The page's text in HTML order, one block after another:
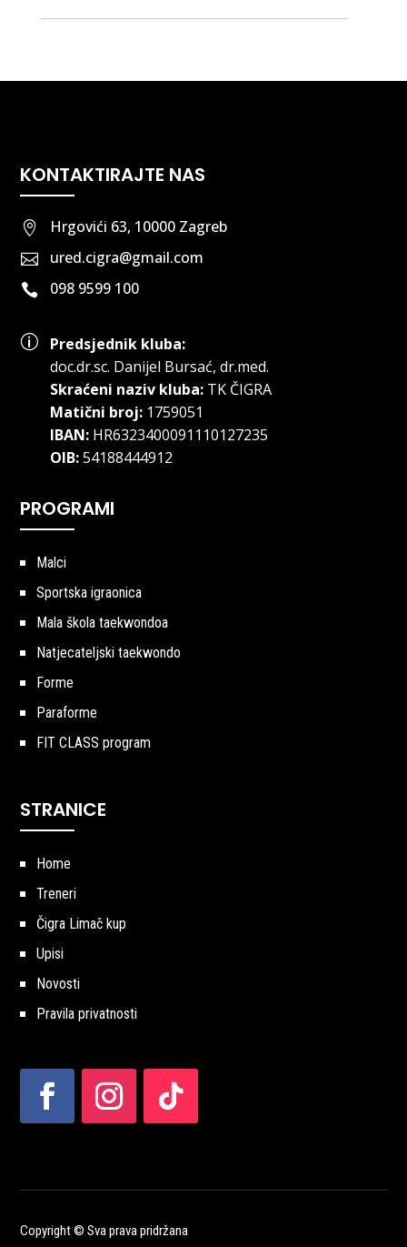
KONTAKTIRAJTE NAS
 Hrgovići 63, 10000 Zagreb
 ured.cigra@gmail.com
 098 9599 100
p
Predsjednik kluba:
doc.dr.sc. Danijel Bursać, dr.med.
Skraćeni naziv kluba:TK ČIGRA
Matični broj:1759051
IBAN:HR6323400091110127235
OIB:54188444912
PROGRAMI
Malci
Sportska igraonica
Mala škola taekwondoa
Natjecateljski taekwondo
Forme
Paraforme
FIT CLASS program
STRANICE
Home
Treneri
Čigra Limač kup
Upisi
Novosti
Pravila privatnosti
Copyright © Sva prava pridržana